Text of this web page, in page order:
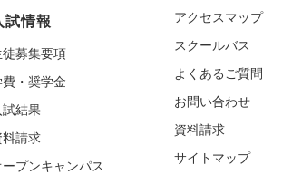
試情報
徒募集要項
・奨学金
試結果
料請求
ープンキャンパス
アクセスマップ
スクールバス
よくあるご質問
お問い合わせ
資料請求
サイトマップ